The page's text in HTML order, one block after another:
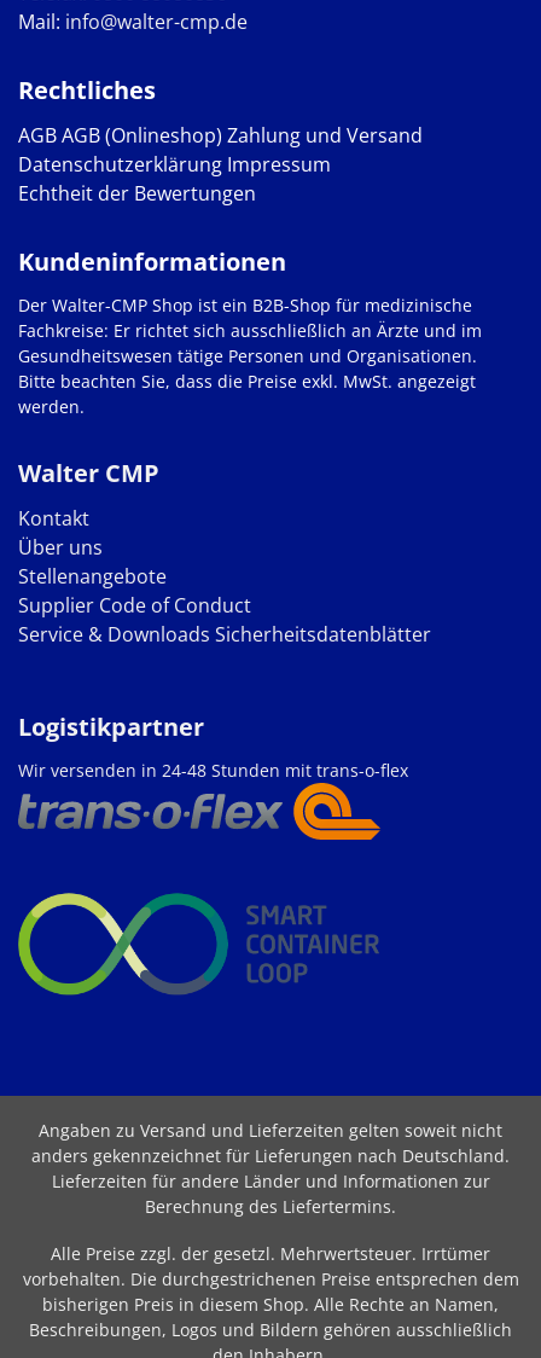
Mail: info@walter-cmp.de
Rechtliches
AGBAGB (Onlineshop) Zahlung und Versand
Datenschutzerklärung Impressum
Echtheit der Bewertungen
Walter CMP
Kontakt
Über uns
Stellenangebote
Supplier Code of Conduct
Service & Downloads Sicherheitsdatenblätter
Kundeninformationen
Der Walter-CMP Shop ist ein B2B-Shop für medizinische
Fachkreise: Er richtet sich ausschließlich an Ärzte und im
Gesundheitswesen tätige Personen und Organisationen.
Bitte beachten Sie, dass die Preise exkl. MwSt. angezeigt
werden.
Logistikpartner
Wir versenden in 24-48 Stunden mit trans-o-flex
Angaben zu Versand und Lieferzeiten gelten soweit nicht
anders gekennzeichnet für Lieferungen nach Deutschland.
Lieferzeiten für andere Länder und Informationen zur
Berechnung des Liefertermins.
Alle Preise zzgl. der gesetzl. Mehrwertsteuer. Irrtümer
vorbehalten. Die durchgestrichenen Preise entsprechen dem
bisherigen Preis in diesem Shop. Alle Rechte an Namen,
Beschreibungen, Logos und Bildern gehören ausschließlich